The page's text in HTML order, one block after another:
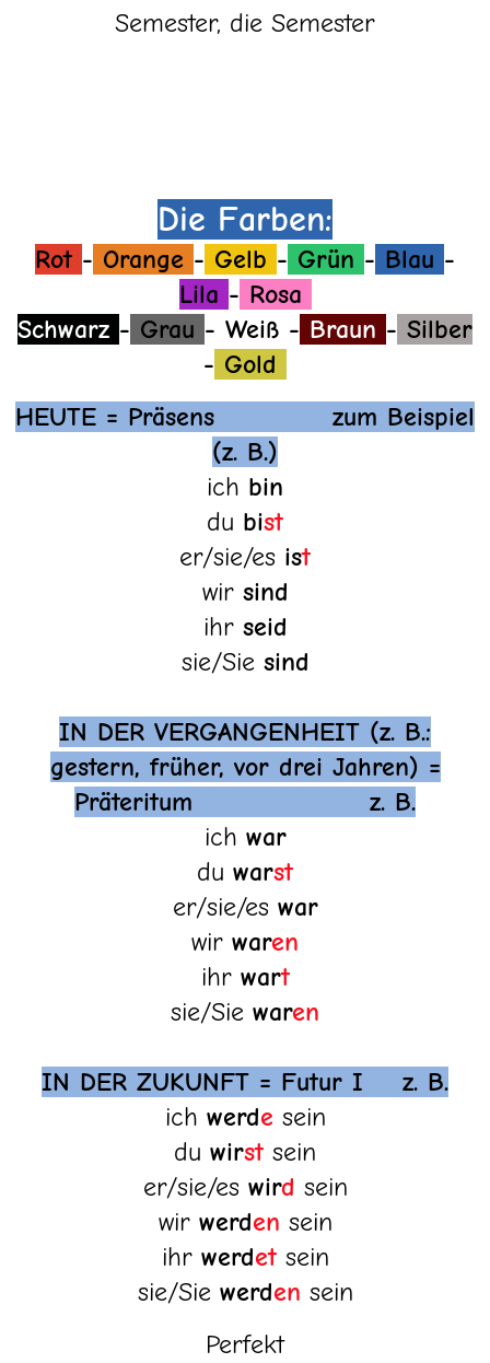
Semester, die Semester
Die Farben:
Rot - Orange - Gelb - Grün - Blau -
Lila - Rosa
Schwarz - Grau - Weiß - Braun - Silber
- Gold
HEUTE = Präsens zum Beispiel
(z. B.)
ich bin
du bist
er/sie/es ist
wir sind
ihr seid
sie/Sie sind
IN DER VERGANGENHEIT (z. B.:
gestern, früher, vor drei Jahren) =
Präteritum z. B.
ich war
du warst
er/sie/es war
wir waren
ihr wart
sie/Sie waren
IN DER ZUKUNFT = Futur I z. B.
ich werdesein
du wirst sein
er/sie/es wird sein
wir werden sein
ihr werdetsein
sie/Sie werden sein
Perfekt